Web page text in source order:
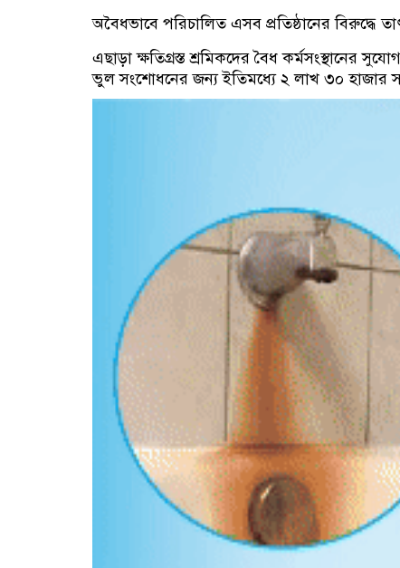
অবৈধভাবে পরিচালিত এসব প্রতিষ্ঠানের বিরুদ্ধে
এছাড়া ক্ষতিগ্রস্ত শ্রমিকদের বৈধ কর্মসংস্থানের
ভুল সংশোধনের জন্য ইতিমধ্যে ২ লাখ ৩০ হাজার